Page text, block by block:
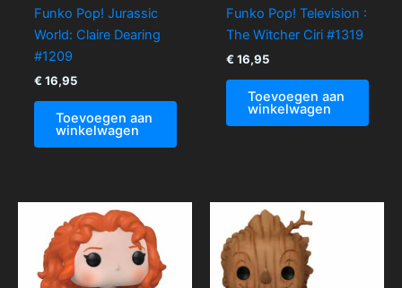
Funko Pop! Jurassic
World: Claire Dearing
#1209
€ 16,95
Toevoegen aan
winkelwagen
Funko Pop! Television :
The Witcher Ciri #1319
€ 16,95
Toevoegen aan
winkelwagen